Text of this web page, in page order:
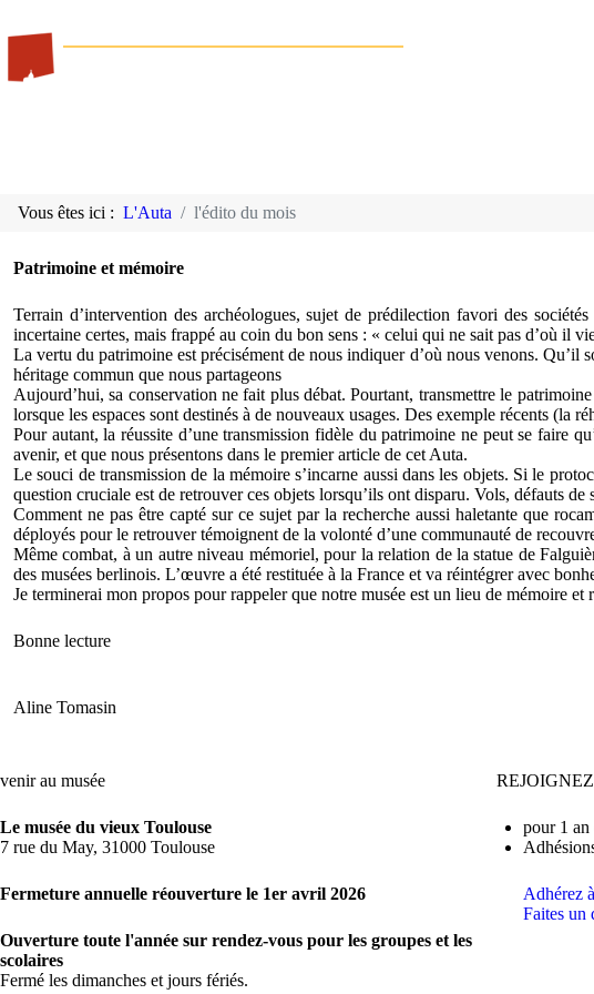
Vous êtes ici : L'Auta l'édito du mois
Patrimoine et mémoire
Terrain d’intervention des archéologues, sujet de prédilection favori des
incertaine certes, mais frappé au coin du bon sens : « celui qui ne sait pas d’où il
La vertu du patrimoine est précisément de nous indiquer d’où nous venons.
héritage commun que nous partageons
Aujourd’hui, sa conservation ne fait plus débat. Pourtant, transmettre le
lorsque les espaces sont destinés à de nouveaux usages. Des exemple récents
Pour autant, la réussite d’une transmission fidèle du patrimoine ne peut se faire
avenir, et que nous présentons dans le premier article de cet Auta.
Le souci de transmission de la mémoire s’incarne aussi dans les objets. Si le
question cruciale est de retrouver ces objets lorsqu’ils ont disparu. Vols, défauts
Comment ne pas être capté sur ce sujet par la recherche aussi haletante que
déployés pour le retrouver témoignent de la volonté d’une communauté de
Même combat, à un autre niveau mémoriel, pour la relation de la statue de
des musées berlinois. L’œuvre a été restituée à la France et va réintégrer avec
Je terminerai mon propos pour rappeler que notre musée est un lieu de mémoire
Bonne lecture
Aline Tomasin
venir au musée
Le musée du vieux Toulouse
7 rue du May, 31000 Toulouse
Fermeture annuelle réouverture le 1er avril 2026
Ouverture toute l'année sur rendez-vous pour les groupes et les
scolaires
Fermé les dimanches et jours fériés.
pour 1
Adhérez
Faites un